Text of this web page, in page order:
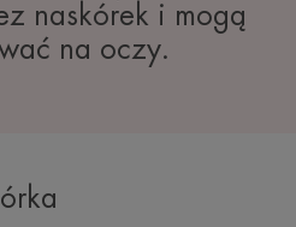
naskórek i mogą
na oczy.